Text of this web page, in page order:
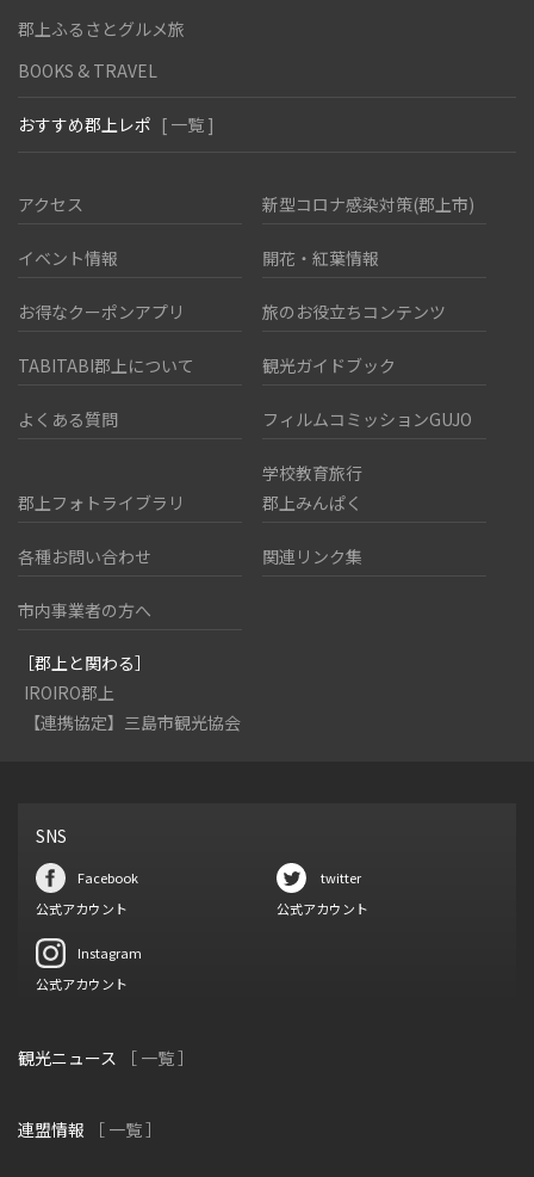
郡上ふるさとグルメ旅
BOOKS & TRAVEL
おすすめ郡上レポ [ 一覧 ]
アクセス 新型コロナ感染対策(郡上市)
イベント情報 開花・紅葉情報
お得なクーポンアプリ 旅のお役立ちコンテンツ
TABITABI郡上について 観光ガイドブック
よくある質問 フィルムコミッションGUJO
郡上フォトライブラリ
学校教育旅行
郡上みんぱく
各種お問い合わせ 関連リンク集
市内事業者の方へ
［郡上と関わる］
IROIRO郡上
【連携協定】三島市観光協会
SNS
Facebook
公式アカウント
twitter
公式アカウント
Instagram
公式アカウント
観光ニュース ［ 一覧 ］
連盟情報 ［ 一覧 ］